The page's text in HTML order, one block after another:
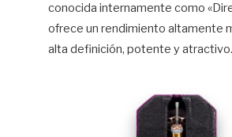
conocida internamente como
ofrece un rendimiento altamente
alta definición, potente y atractivo.